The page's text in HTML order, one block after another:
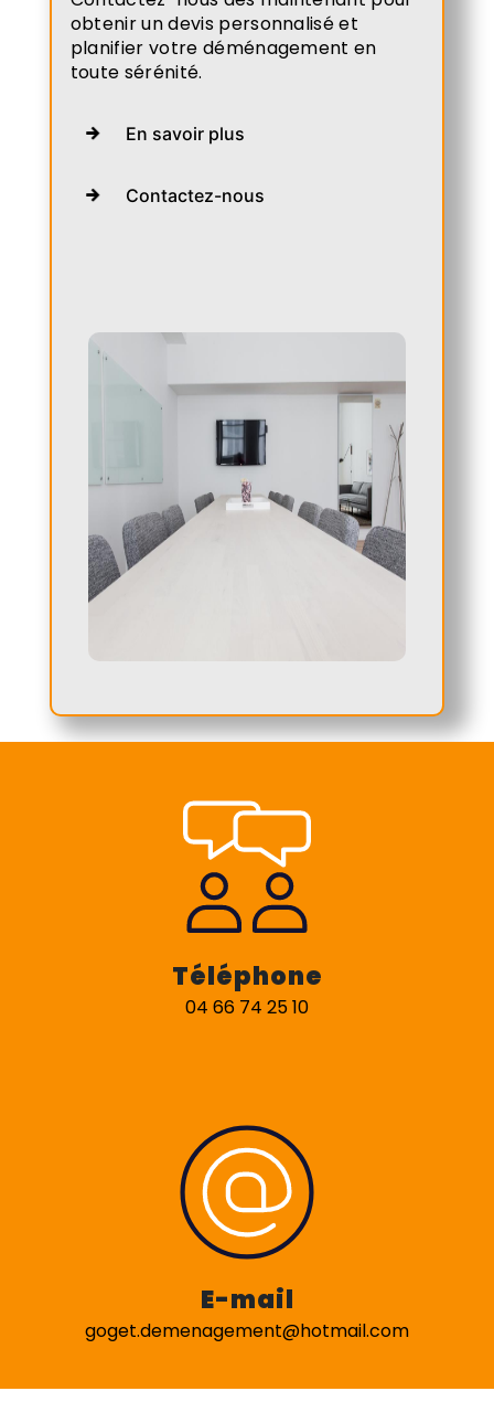
obtenir un devis personnalisé et
planifier votre déménagement en
toute sérénité.
En savoir plus
Contactez-nous
Téléphone
04 66 74 25 10
E-mail
goget.demenagement@hotmail.com